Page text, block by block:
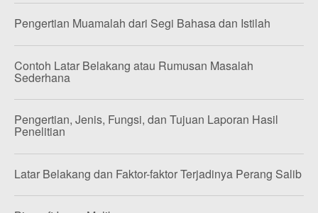
Pengertian Muamalah dari Segi Bahasa dan Istilah
Contoh Latar Belakang atau Rumusan Masalah
Sederhana
Pengertian, Jenis, Fungsi, dan Tujuan Laporan Hasil
Penelitian
Latar Belakang dan Faktor-faktor Terjadinya Perang Salib